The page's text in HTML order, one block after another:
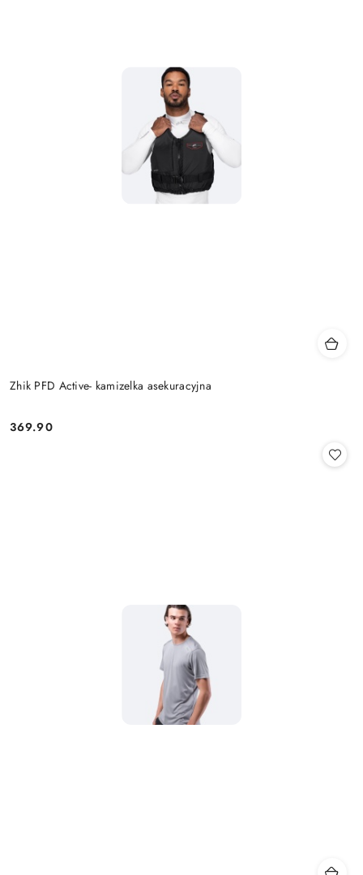
Zhik PFD Active- kamizelka asekuracyjna
Cena:
369.90